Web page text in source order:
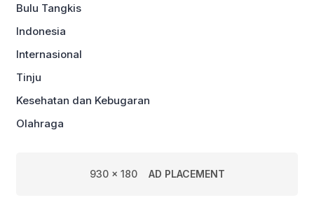
Bulu Tangkis
Indonesia
Internasional
Tinju
Kesehatan dan Kebugaran
Olahraga
930 x 180 AD PLACEMENT